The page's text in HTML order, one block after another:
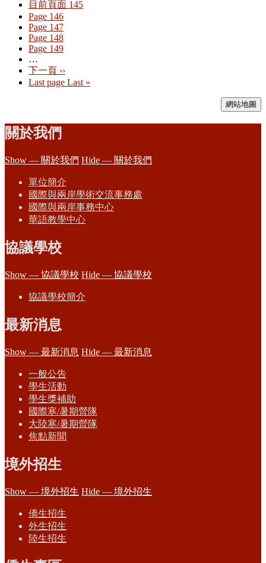
目前頁面 145
Page 146
Page 147
Page 148
Page 149
…
下一頁 ››
Last page Last »
網站地圖
關於我們
Show — 關於我們 Hide — 關於我們
單位簡介
國際與兩岸學術交流事務處
國際與兩岸事務中心
華語教學中心
協議學校
Show — 協議學校 Hide — 協議學校
協議學校簡介
最新消息
Show — 最新消息 Hide — 最新消息
一般公告
學生活動
學生獎補助
國際寒/暑期營隊
大陸寒/暑期營隊
焦點新聞
境外招生
Show — 境外招生 Hide — 境外招生
僑生招生
外生招生
陸生招生